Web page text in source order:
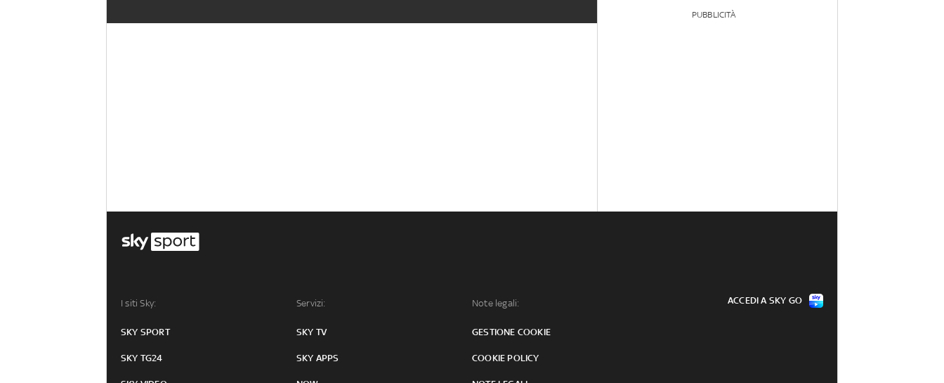
PUBBLICITÀ
I siti Sky:
SKY SPORT
SKY TG24
Servizi:
SKY TV
SKY APPS
Note legali:
GESTIONE COOKIE
COOKIE POLICY
ACCEDI A SKY GO